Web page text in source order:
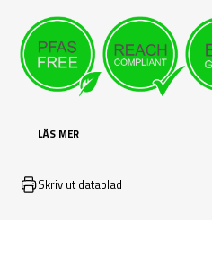
LÄS MER
Skriv ut datablad